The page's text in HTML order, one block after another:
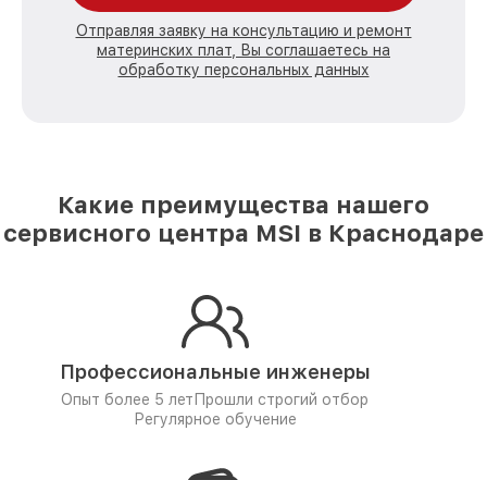
Отправляя заявку на консультацию и ремонт
материнских плат, Вы соглашаетесь на
обработку персональных данных
Какие преимущества нашего
сервисного центра MSI в Краснодаре
Профессиональные инженеры
Опыт более 5 лет Прошли строгий отбор
Регулярное обучение